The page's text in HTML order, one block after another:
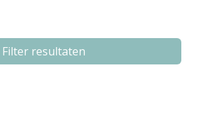
Filter resultaten